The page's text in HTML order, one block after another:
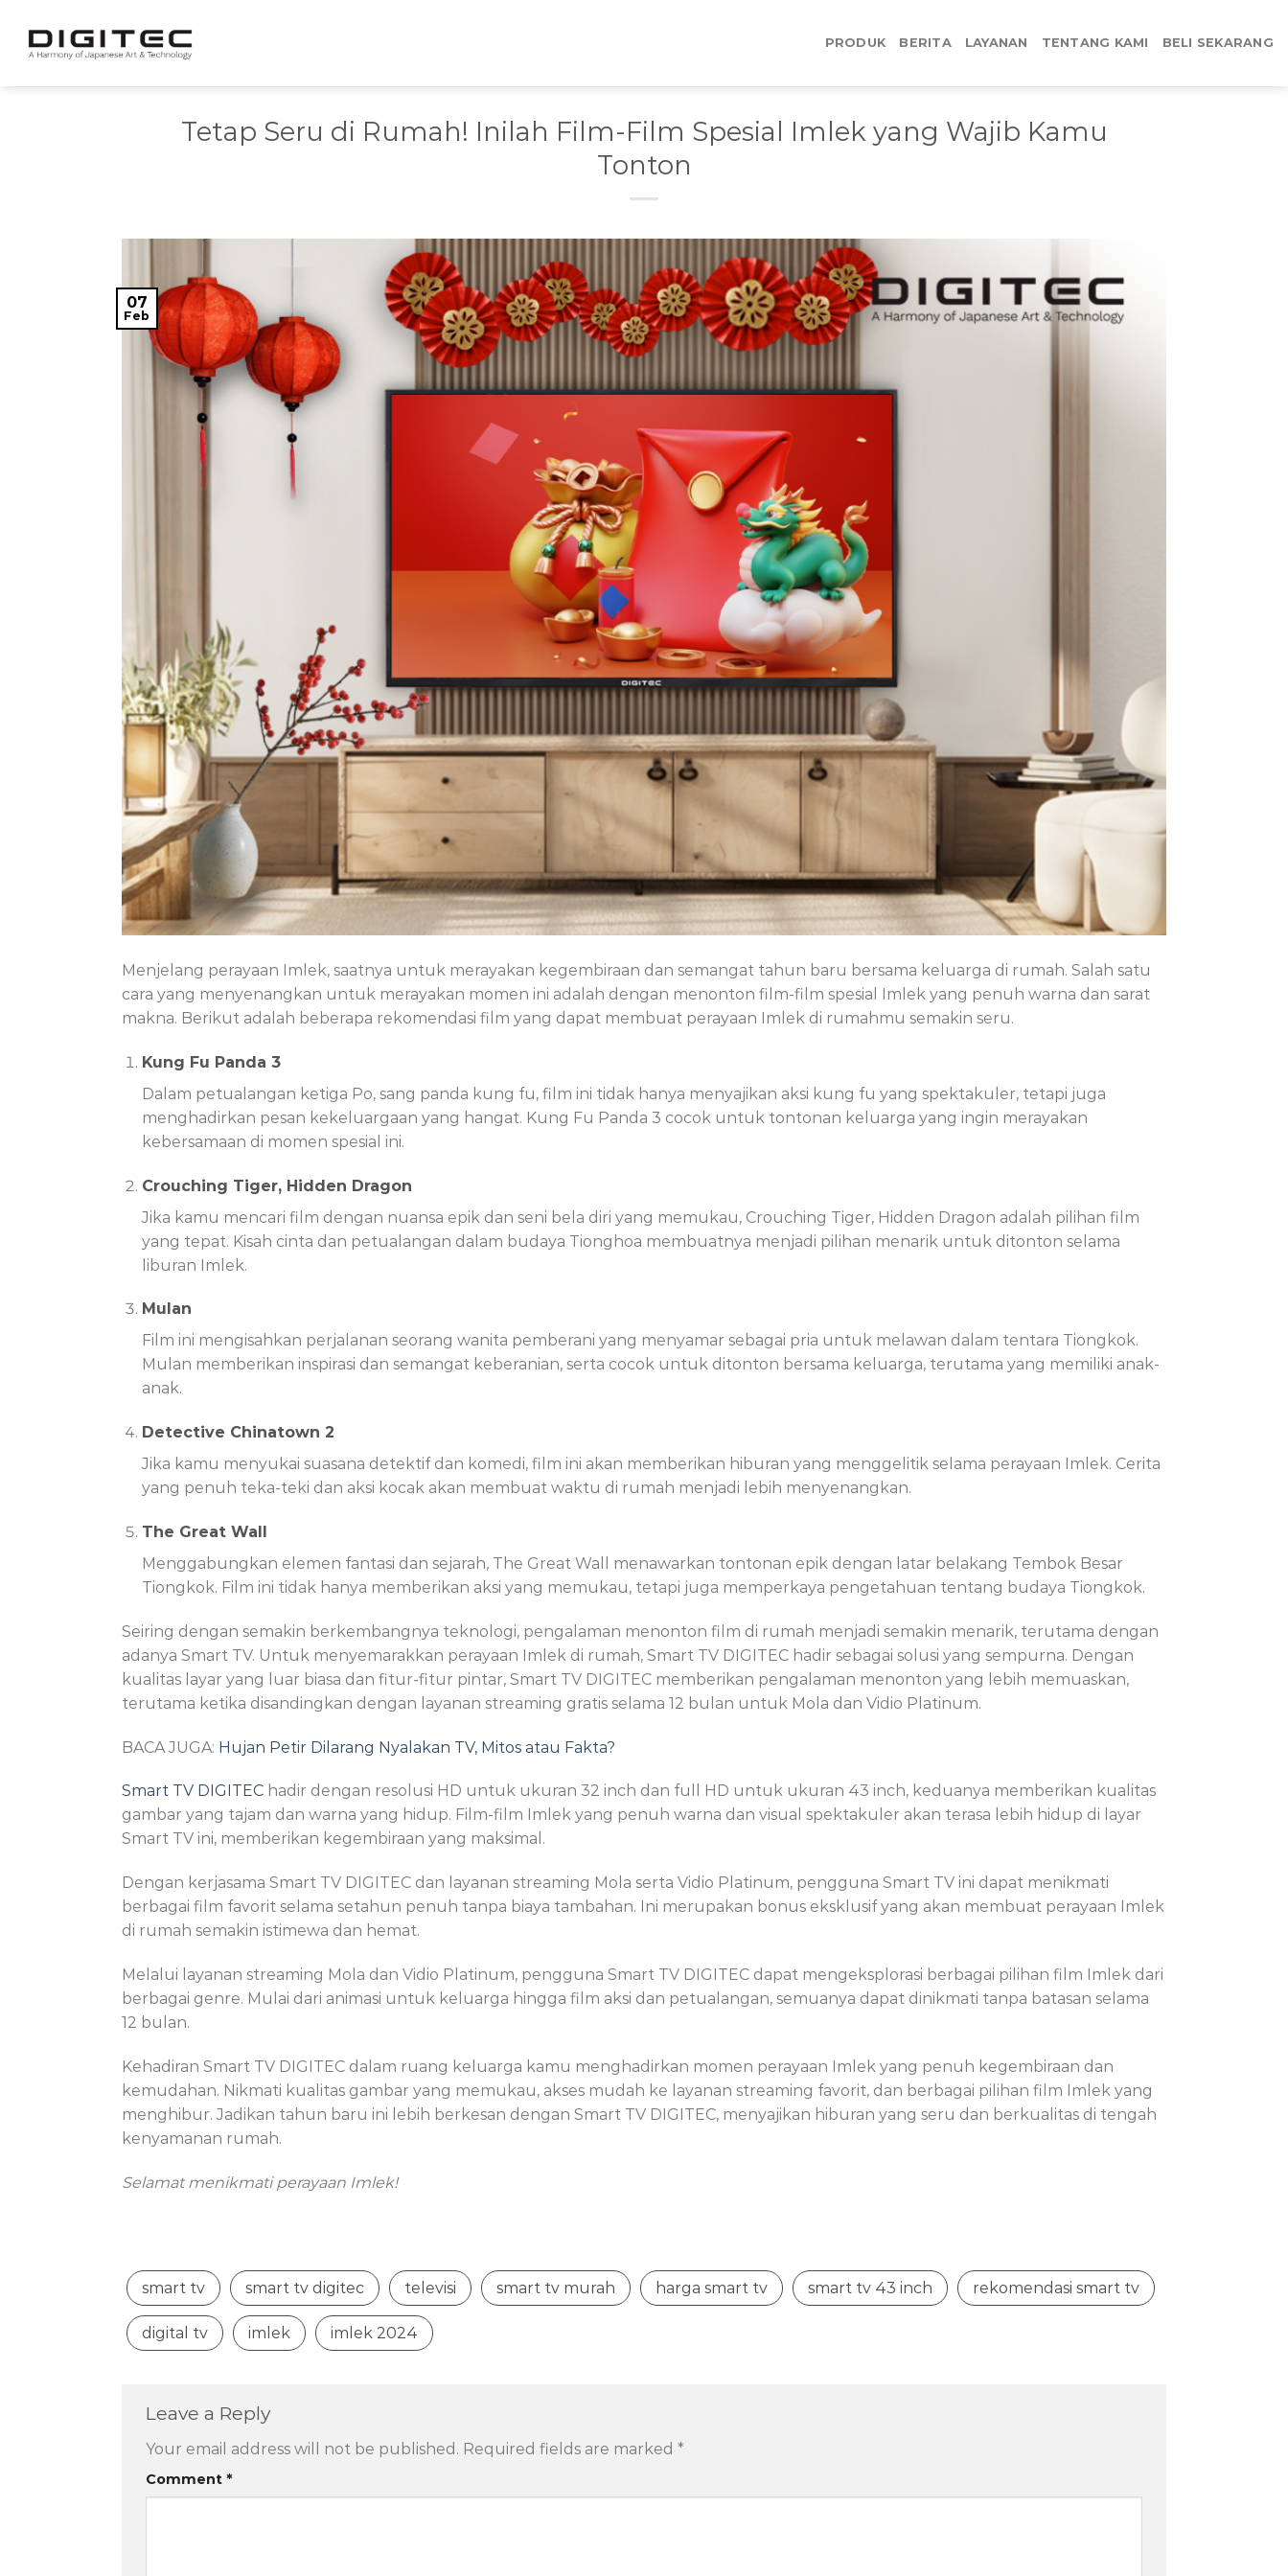
content
PRODUK BERITA LAYANAN TENTANG KAMI BELI SEKARANG
Tetap Seru di Rumah! Inilah Film-Film Spesial Imlek yang Wajib Kamu
Tonton
07
Feb
Menjelang perayaan Imlek, saatnya untuk merayakan kegembiraan dan semangat tahun baru bersama keluarga di rumah. Salah satu
cara yang menyenangkan untuk merayakan momen ini adalah dengan menonton film-film spesial Imlek yang penuh warna dan sarat
makna. Berikut adalah beberapa rekomendasi film yang dapat membuat perayaan Imlek di rumahmu semakin seru.
Kung Fu Panda 3
Dalam petualangan ketiga Po, sang panda kung fu, film ini tidak hanya menyajikan aksi kung fu yang spektakuler, tetapi juga
menghadirkan pesan kekeluargaan yang hangat. Kung Fu Panda 3 cocok untuk tontonan keluarga yang ingin merayakan
kebersamaan di momen spesial ini.
Crouching Tiger, Hidden Dragon
Jika kamu mencari film dengan nuansa epik dan seni bela diri yang memukau, Crouching Tiger, Hidden Dragon adalah pilihan film
yang tepat. Kisah cinta dan petualangan dalam budaya Tionghoa membuatnya menjadi pilihan menarik untuk ditonton selama
liburan Imlek.
Mulan
Film ini mengisahkan perjalanan seorang wanita pemberani yang menyamar sebagai pria untuk melawan dalam tentara Tiongkok.
Mulan memberikan inspirasi dan semangat keberanian, serta cocok untuk ditonton bersama keluarga, terutama yang memiliki anak-
anak.
Detective Chinatown 2
Jika kamu menyukai suasana detektif dan komedi, film ini akan memberikan hiburan yang menggelitik selama perayaan Imlek. Cerita
yang penuh teka-teki dan aksi kocak akan membuat waktu di rumah menjadi lebih menyenangkan.
The Great Wall
Menggabungkan elemen fantasi dan sejarah, The Great Wall menawarkan tontonan epik dengan latar belakang Tembok Besar
Tiongkok. Film ini tidak hanya memberikan aksi yang memukau, tetapi juga memperkaya pengetahuan tentang budaya Tiongkok.
Seiring dengan semakin berkembangnya teknologi, pengalaman menonton film di rumah menjadi semakin menarik, terutama dengan
adanya Smart TV. Untuk menyemarakkan perayaan Imlek di rumah, Smart TV DIGITEC hadir sebagai solusi yang sempurna. Dengan
kualitas layar yang luar biasa dan fitur-fitur pintar, Smart TV DIGITEC memberikan pengalaman menonton yang lebih memuaskan,
terutama ketika disandingkan dengan layanan streaming gratis selama 12 bulan untuk Mola dan Vidio Platinum.
BACA JUGA: Hujan Petir Dilarang Nyalakan TV, Mitos atau Fakta?
Smart TV DIGITEC hadir dengan resolusi HD untuk ukuran 32 inch dan full HD untuk ukuran 43 inch, keduanya memberikan kualitas
gambar yang tajam dan warna yang hidup. Film-film Imlek yang penuh warna dan visual spektakuler akan terasa lebih hidup di layar
Smart TV ini, memberikan kegembiraan yang maksimal.
Dengan kerjasama Smart TV DIGITEC dan layanan streaming Mola serta Vidio Platinum, pengguna Smart TV ini dapat menikmati
berbagai film favorit selama setahun penuh tanpa biaya tambahan. Ini merupakan bonus eksklusif yang akan membuat perayaan Imlek
di rumah semakin istimewa dan hemat.
Melalui layanan streaming Mola dan Vidio Platinum, pengguna Smart TV DIGITEC dapat mengeksplorasi berbagai pilihan film Imlek dari
berbagai genre. Mulai dari animasi untuk keluarga hingga film aksi dan petualangan, semuanya dapat dinikmati tanpa batasan selama
12 bulan.
Kehadiran Smart TV DIGITEC dalam ruang keluarga kamu menghadirkan momen perayaan Imlek yang penuh kegembiraan dan
kemudahan. Nikmati kualitas gambar yang memukau, akses mudah ke layanan streaming favorit, dan berbagai pilihan film Imlek yang
menghibur. Jadikan tahun baru ini lebih berkesan dengan Smart TV DIGITEC, menyajikan hiburan yang seru dan berkualitas di tengah
kenyamanan rumah.
Selamat menikmati perayaan Imlek!
smart tv smart tv digitec televisi smart tv murah harga smart tv smart tv 43 inch rekomendasi smart tv
digital tv imlek imlek 2024
Leave a Reply
Your email address will not be published. Required fields are marked *
Comment *